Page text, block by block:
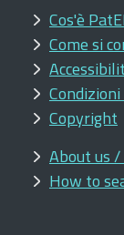
Cos'è
Come si
Condizioni
Copyright
About us /
How to